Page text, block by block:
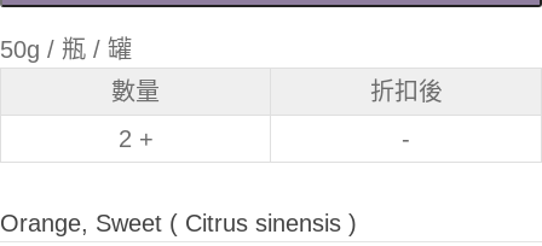
50g / 瓶 / 罐
數量
折扣後
2 +
-
Orange, Sweet ( Citrus sinensis )